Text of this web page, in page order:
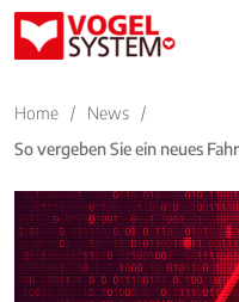
Home / News /
So vergeben Sie ein neues